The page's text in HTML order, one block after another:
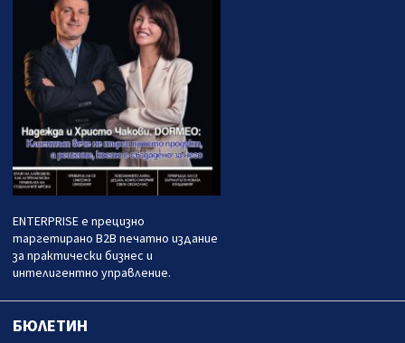
ENTERPRISE е прецизно
таргетирано B2B печатно издание
за практически бизнес и
интелигентно управление.
БЮЛЕТИН